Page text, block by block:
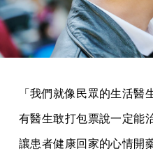
「我們就像民眾的生活醫
有醫生敢打包票說一定能
讓患者健康回家的心情開